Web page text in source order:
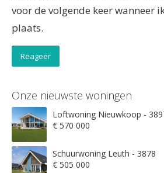
voor de volgende keer wanneer
plaats.
Onze nieuwste woningen
Loftwoning Nieuwkoop -
€ 570 000
Schuurwoning Leuth - 3878
€ 505 000